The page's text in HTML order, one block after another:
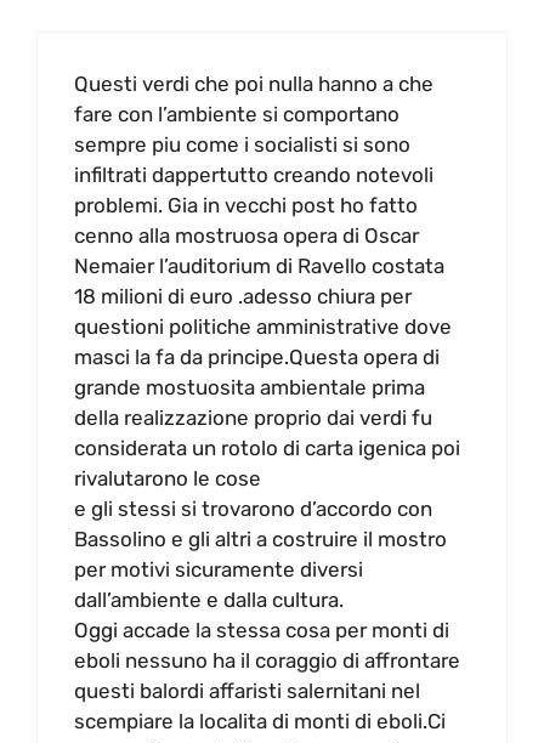
Questi verdi che poi nulla hanno a che
fare con l’ambiente si comportano
sempre piu come i socialisti si sono
infiltrati dappertutto creando notevoli
problemi. Gia in vecchi post ho fatto
cenno alla mostruosa opera di Oscar
Nemaier l’auditorium di Ravello costata
18 milioni di euro .adesso chiura per
questioni politiche amministrative dove
masci la fa da principe.Questa opera di
grande mostuosita ambientale prima
della realizzazione proprio dai verdi fu
considerata un rotolo di carta igenica poi
rivalutarono le cose
e gli stessi si trovarono d’accordo con
Bassolino e gli altri a costruire il mostro
per motivi sicuramente diversi
dall’ambiente e dalla cultura.
Oggi accade la stessa cosa per monti di
eboli nessuno ha il coraggio di affrontare
questi balordi affaristi salernitani nel
scempiare la localita di monti di eboli.Ci